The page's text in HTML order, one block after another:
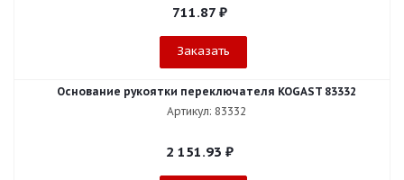
711.87 ₽
Заказать
Основание рукоятки переключателя KOGAST 83332
Артикул: 83332
2 151.93 ₽